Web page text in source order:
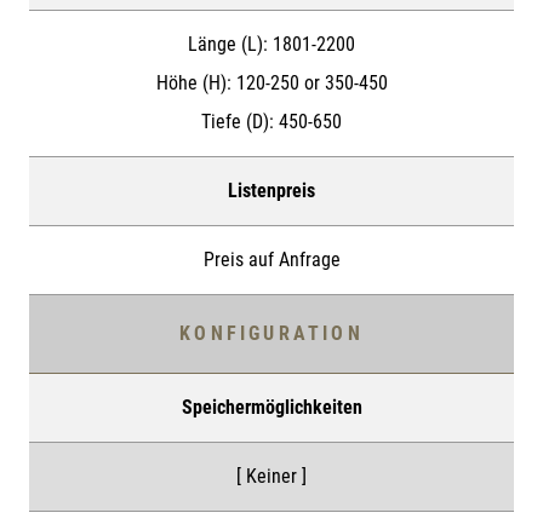
Länge (L): 1801-2200
Höhe (H): 120-250 or 350-450
Tiefe (D): 450-650
Listenpreis
Preis auf Anfrage
KONFIGURATION
Speichermöglichkeiten
[ Keiner ]